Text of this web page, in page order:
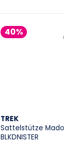
40%
TREK
Sattelstütze
BLKDNISTER